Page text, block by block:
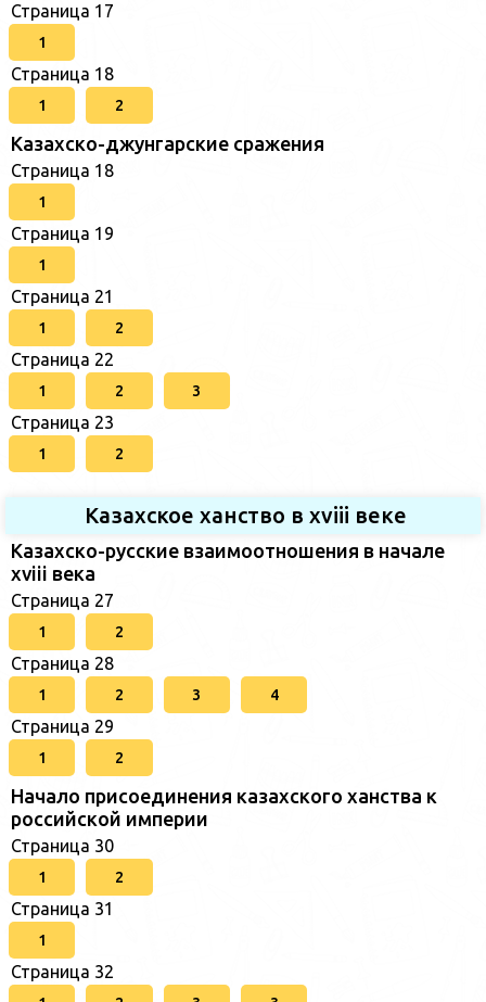
Страница 17
1
Страница 18
1 2
Казахско-джунгарские сражения
Страница 18
1
Страница 19
1
Страница 21
1 2
Страница 22
1 2 3
Страница 23
1 2
Казахское ханство в хviii веке
Казахско-русские взаимоотношения в начале
xviii века
Страница 27
1 2
Страница 28
1 2 3 4
Страница 29
1 2
Начало присоединения казахского ханства к
российской империи
Страница 30
1 2
Страница 31
1
Страница 32